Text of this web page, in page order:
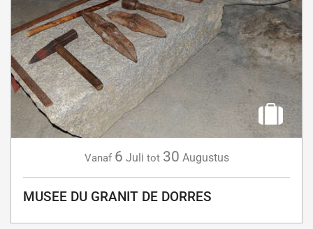
Vanaf 6 Juli tot 30 Augustus
MUSEE DU GRANIT DE DORRES